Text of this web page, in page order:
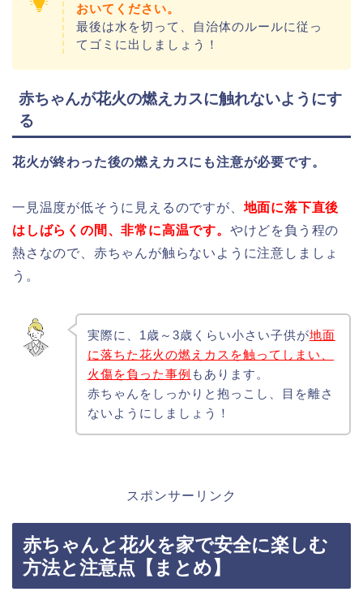
おいてください。
最後は水を切って、自治体のルールに従っ
てゴミに出しましょう！
赤ちゃんが花火の燃えカスに触れないようにす
る
花火が終わった後の燃えカスにも注意が必要です。
一見温度が低そうに見えるのですが、 地面に落下直後
はしばらくの間、非常に高温です。 やけどを負う程の
熱さなので、赤ちゃんが触らないように注意しましょ
う。
実際に、1歳～3歳くらい小さい子供が地面
に落ちた花火の燃えカスを触ってしまい、
火傷を負った事例 もあります。
赤ちゃんをしっかりと抱っこし、目を離さ
ないようにしましょう！
スポンサーリンク
赤ちゃんと花火を家で安全に楽しむ
方法と注意点【まとめ】